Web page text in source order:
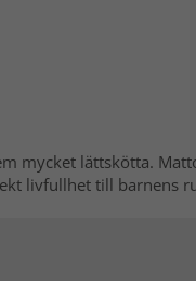
mycket lättskötta.
livfullhet till barnens